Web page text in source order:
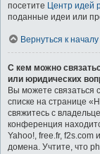
посетите Центр идей
поданные идеи или
Вернуться к началу
С кем можно
или юридических
Вы можете связаться
списке на странице
свяжитесь с
конференция
Yahoo!, free.fr, f2s.com
домена. Учтите, что